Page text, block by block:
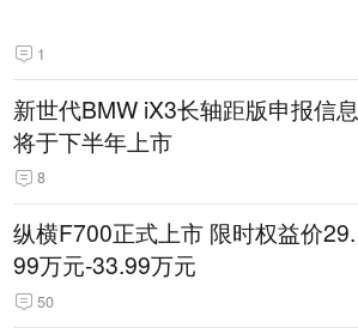
1
新世代BMW iX3长轴距版申报信息
将于下半年上市
8
纵横F700正式上市 限时权益价29.
99万元-33.99万元
50